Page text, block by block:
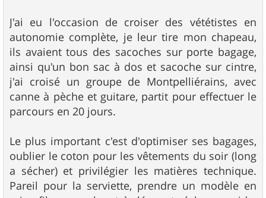
J'ai eu l'occasion de croiser des vététistes en
autonomie complète, je leur tire mon chapeau,
ils avaient tous des sacoches sur porte bagage,
ainsi qu'un bon sac à dos et sacoche sur cintre,
j'ai croisé un groupe de Montpelliérains, avec
canne à pèche et guitare, partit pour effectuer le
parcours en 20 jours.
Le plus important c'est d'optimiser ses bagages,
oublier le coton pour les vêtements du soir (long
a sécher) et privilégier les matières technique.
Pareil pour la serviette, prendre un modèle en